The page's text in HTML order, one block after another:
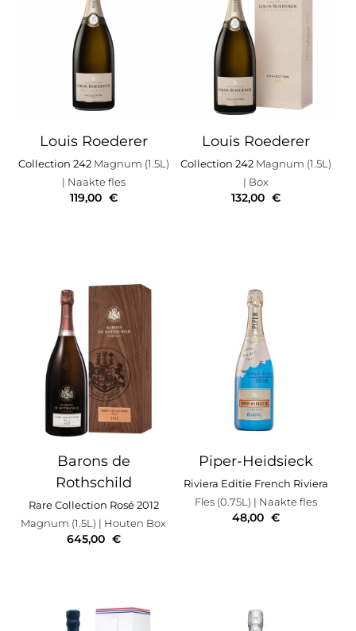
Louis Roederer
Collection 242Magnum (1.5L)
| Naakte fles
119,00 €
Louis Roederer
Collection 242Magnum (1.5L)
| Box
132,00 €
Barons de
Rothschild
Rare Collection Rosé 2012
Magnum (1.5L) | Houten Box
645,00 €
Piper-Heidsieck
Riviera Editie French Riviera
Fles (0.75L) | Naakte fles
48,00 €